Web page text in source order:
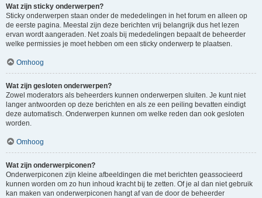
Wat zijn sticky onderwerpen?
Sticky onderwerpen staan onder de mededelingen in het forum en alleen op
de eerste pagina. Meestal zijn deze berichten vrij belangrijk dus het lezen
ervan wordt aangeraden. Net zoals bij mededelingen bepaalt de beheerder
welke permissies je moet hebben om een sticky onderwerp te plaatsen.
Omhoog
Wat zijn gesloten onderwerpen?
Zowel moderators als beheerders kunnen onderwerpen sluiten. Je kunt niet
langer antwoorden op deze berichten en als ze een peiling bevatten eindigt
deze automatisch. Onderwerpen kunnen om welke reden dan ook gesloten
worden.
Omhoog
Wat zijn onderwerpiconen?
Onderwerpiconen zijn kleine afbeeldingen die met berichten geassocieerd
kunnen worden om zo hun inhoud kracht bij te zetten. Of je al dan niet gebruik
kan maken van onderwerpiconen hangt af van de door de beheerder